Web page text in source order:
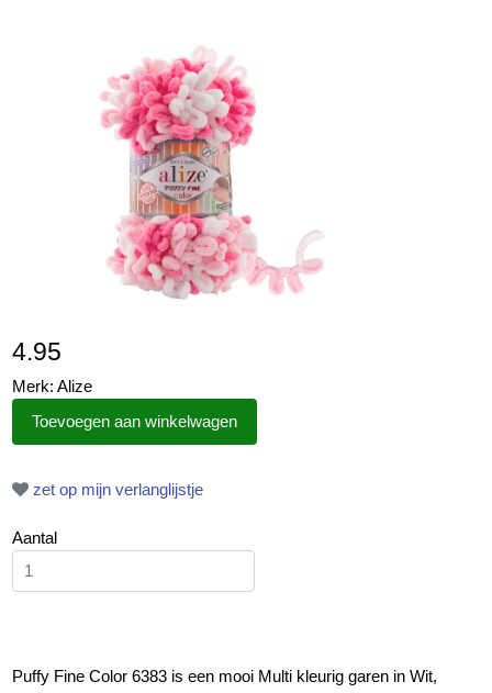
4.95
Merk: Alize
zet op mijn verlanglijstje
Aantal
Puffy Fine Color 6383 is een mooi Multi kleurig garen in Wit,